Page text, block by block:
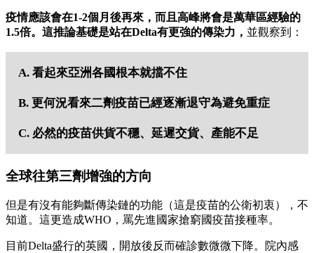
疫情應該會在1-2個月後再來，而且高峰將會是萬華區經驗的
1.5倍。這推論基礎是站在Delta有更強的傳染力， 並觀察到：
A. 看起來亞洲各國根本就擋不住
B. 更何況看來二劑疫苗已經逐漸退守為避免重症
C. 必然的疫苗供貨不穩、延遲交貨、產能不足
全球往第三劑增強的方向
但是有沒有能夠斷傳染鏈的功能（這是疫苗的公衛初衷），不
知道。這更造成WHO，罵先進國家搶窮國疫苗接種率。
目前Delta盛行的英國，開放後反而確診數微微下降。院內感